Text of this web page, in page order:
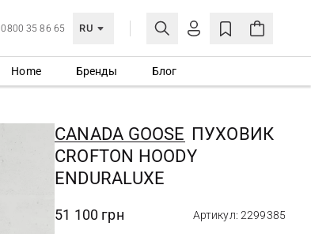
0800 35 86 65 RU
ЛИЧНЫЙ КАБИНЕТ
Еще не зарегистрированы?
СОЗДАТЬ УЧЕТНУЮ ЗАПИСЬ
Home Бренды Блог
CANADA GOOSE ПУХОВИК
CROFTON HOODY
ENDURALUXE
51 100 грн Артикул: 2299385